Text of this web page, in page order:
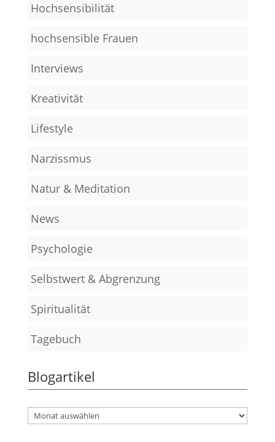
Hochsensibilität
hochsensible Frauen
Interviews
Kreativität
Lifestyle
Narzissmus
Natur & Meditation
News
Psychologie
Selbstwert & Abgrenzung
Spiritualität
Tagebuch
Blogartikel